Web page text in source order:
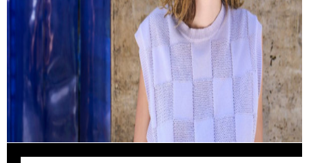
Kemény Zsófi: Most már mindent
megbántam
Hogyan lehet tudatosan sodródni? És milyen kérdések
peregnek le az ember fejében egy autóbaleset után?
Interjú Kemény Zsófival.